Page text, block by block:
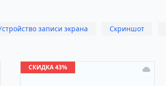
записи экрана Скриншот
СКИДКА 43%